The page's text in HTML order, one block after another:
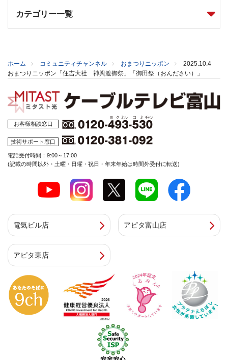
カテゴリー一覧
ホーム コミュニティチャンネル おまつりニッポン
2025.10.4
おまつりニッポン「住吉大社 神輿渡御祭」「御田祭（おんださい）」
お客様相談窓口
技術サポート窓口
電話受付時間：9:00～17:00
(記載の時間以外・土曜・日曜・祝日・年末年始は時間外受付に転送)
電気ビル店 アピタ富山店
アピタ東店